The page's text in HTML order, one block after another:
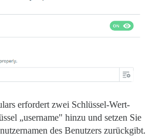
erfordert zwei Schlüssel-Wert-
„username" hinzu und setzen Sie
des Benutzers zurückgibt.